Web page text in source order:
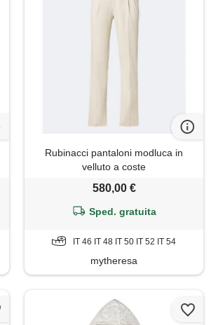
Rubinacci pantaloni modluca in
velluto a coste
580,00 €
Sped. gratuita
IT 46 IT 48 IT 50 IT 52 IT 54
mytheresa